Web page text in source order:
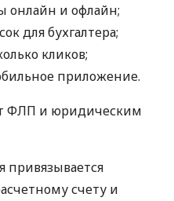
онлайн и офлайн;
для бухгалтера;
кликов;
приложение.
ФЛП и юридическим
привязывается
счету и